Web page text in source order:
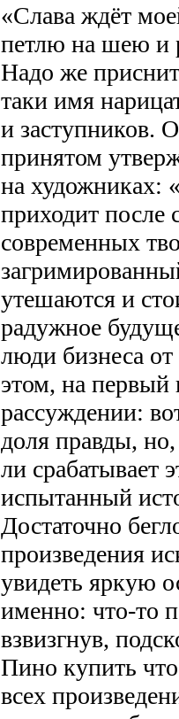
«Слава ждёт
петлю на шею и
Надо же
таки имя
и заступников.
принятом
на художниках:
приходит после
современных
утешаются и
радужное
люди бизнеса
этом, на первый
рассуждении:
доля правды,
ли срабатывает
испытанный
Достаточно
произведения
увидеть яркую
именно: что-то
взвизгнув,
Пино купить
всех